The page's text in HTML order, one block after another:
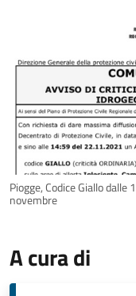
Piogge, Codice Giallo
novembre
A cura di